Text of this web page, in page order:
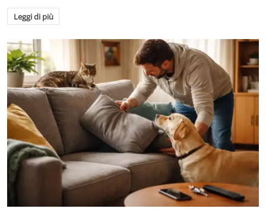
Leggi di più